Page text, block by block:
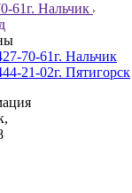
61г. Нальчик
70-61г. Нальчик
21-02г. Пятигорск